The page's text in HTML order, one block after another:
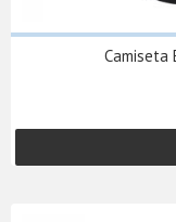
Camiseta